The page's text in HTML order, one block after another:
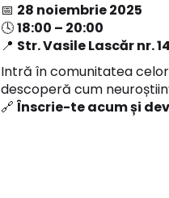
📅 28 noiembrie 2025
🕓18:00 – 20:00
📍 Str. Vasile Lascăr nr.
Intră în comunitatea
descoperă cum
🔗 Înscrie-te acum și